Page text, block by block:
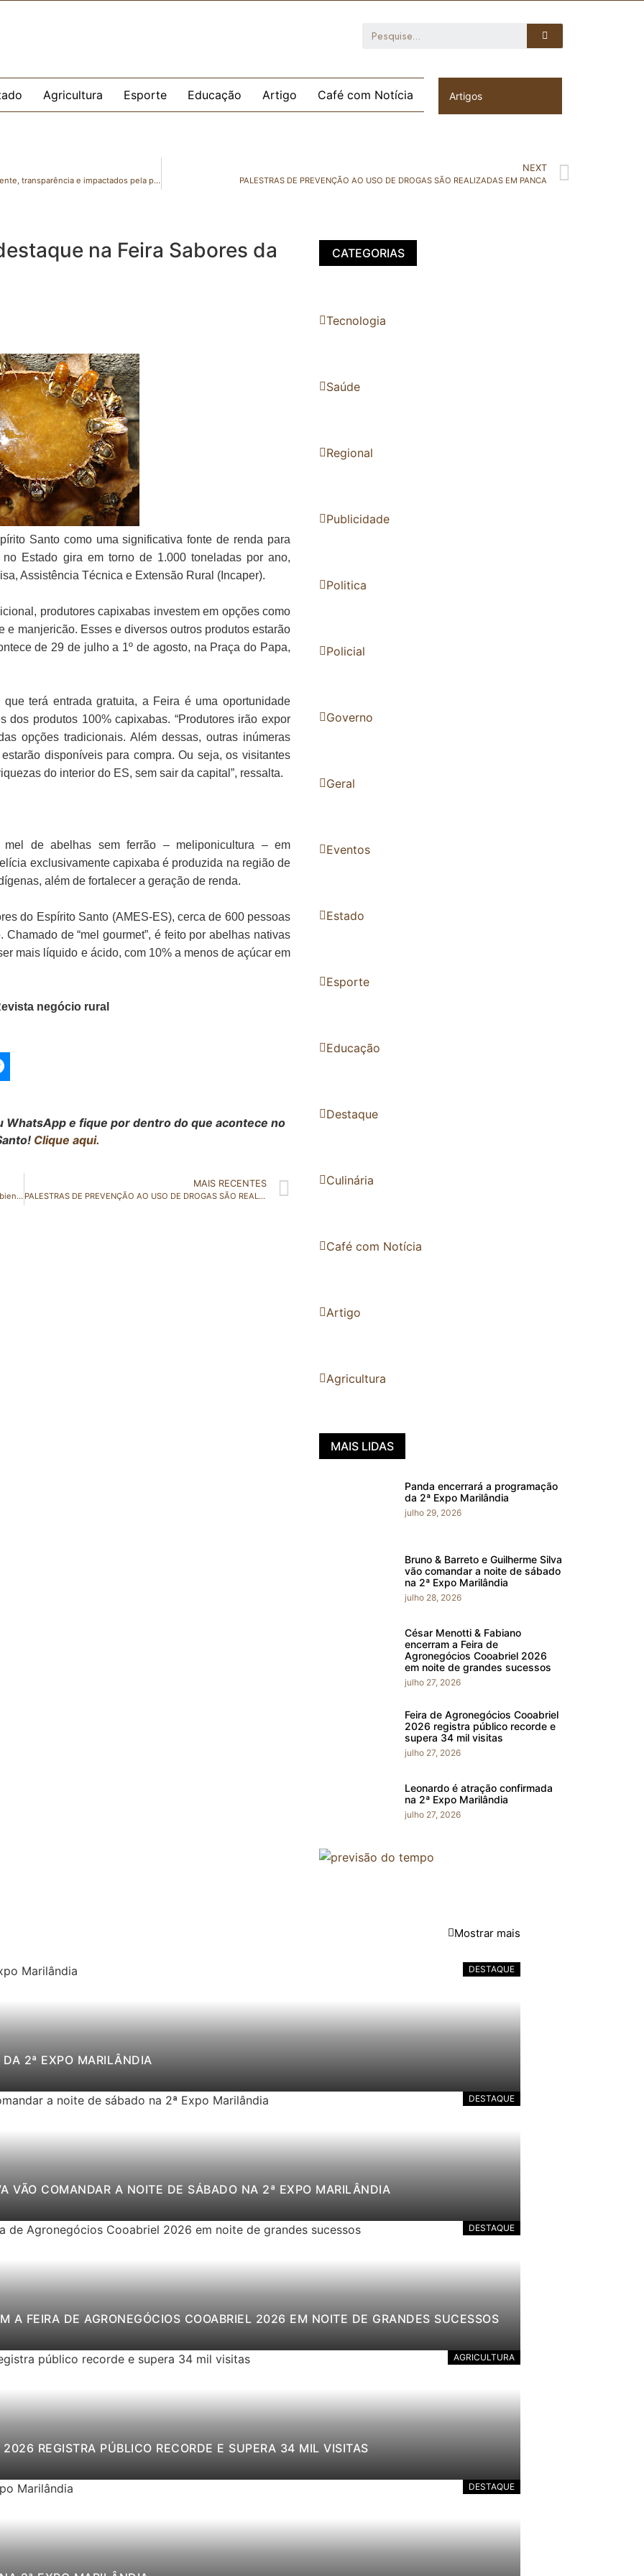
Agricultura Esporte Educação Artigo Café com Notícia Artigos
LDO: Emendas de Majeski priorizam Educação, Meio Ambiente, transparência e impactados pela pandemia
NEXT
PALESTRAS DE PREVENÇÃO AO USO DE DROGAS SÃO REALIZADAS EM PANCA
na Feira Sabores da
Santo como uma significativa fonte de renda para
Estado gira em torno de 1.000 toneladas por ano,
Assistência Técnica e Extensão Rural (Incaper).
produtores capixabas investem em opções como
e manjericão. Esses e diversos outros produtos estarão
de 29 de julho a 1º de agosto, na Praça do Papa,
terá entrada gratuita, a Feira é uma oportunidade
produtos 100% capixabas. “Produtores irão expor
opções tradicionais. Além dessas, outras inúmeras
disponíveis para compra. Ou seja, os visitantes
do interior do ES, sem sair da capital”, ressalta.
de abelhas sem ferrão – meliponicultura – em
exclusivamente capixaba é produzida na região de
além de fortalecer a geração de renda.
do Espírito Santo (AMES-ES), cerca de 600 pessoas
de “mel gourmet”, é feito por abelhas nativas
mais líquido e ácido, com 10% a menos de açúcar em
negócio rural
WhatsApp e fique por dentro do que acontece no
Clique aqui.
LDO: Emendas de Majeski priorizam Educação, Meio Ambiente, transparência e impactados pela pandemia
MAIS RECENTES
PALESTRAS DE PREVENÇÃO AO USO DE DROGAS SÃO REALIZADAS EM PANCA
CATEGORIAS
Tecnologia
Saúde
Regional
Publicidade
Politica
Policial
Governo
Geral
Eventos
Estado
Esporte
Educação
Destaque
Culinária
Café com Notícia
Artigo
Agricultura
MAIS LIDAS
Panda encerrará a programação
da 2ª Expo Marilândia
julho 29, 2026
Bruno & Barreto e Guilherme Silva
vão comandar a noite de sábado
na 2ª Expo Marilândia
julho 28, 2026
César Menotti & Fabiano
encerram a Feira de
Agronegócios Cooabriel 2026
em noite de grandes sucessos
julho 27, 2026
Feira de Agronegócios Cooabriel
2026 registra público recorde e
supera 34 mil visitas
julho 27, 2026
Leonardo é atração confirmada
na 2ª Expo Marilândia
julho 27, 2026
Mostrar mais
DESTAQUE
DA 2ª EXPO MARILÂNDIA
DESTAQUE
VÃO COMANDAR A NOITE DE SÁBADO NA 2ª EXPO MARILÂNDIA
DESTAQUE
A FEIRA DE AGRONEGÓCIOS COOABRIEL 2026 EM NOITE DE GRANDES SUCESSOS
AGRICULTURA
REGISTRA PÚBLICO RECORDE E SUPERA 34 MIL VISITAS
DESTAQUE